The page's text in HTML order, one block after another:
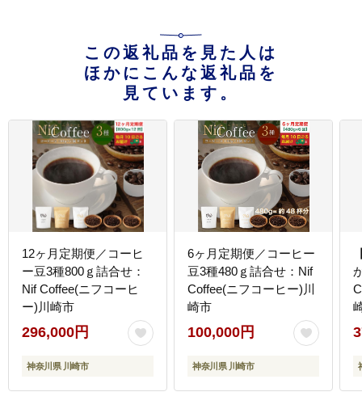
この返礼品を見た人は
ほかにこんな返礼品を
見ています。
12ヶ月定期便／コーヒ
ー豆3種800ｇ詰合せ：
Nif Coffee(ニフコーヒ
ー)川崎市
296,000円
神奈川県 川崎市
6ヶ月定期便／コーヒー
豆3種480ｇ詰合せ：Nif
Coffee(ニフコーヒー)川
崎市
100,000円
神奈川県 川崎市